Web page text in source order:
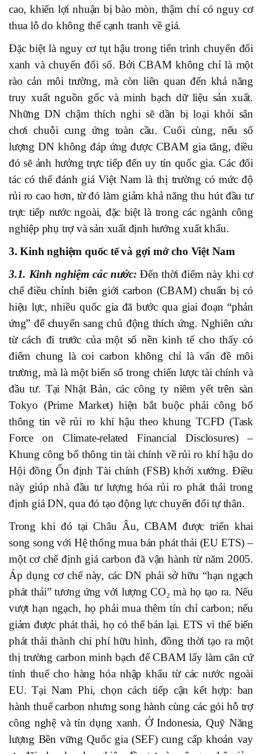
cao, khiến lợi nhuận bị bào mòn, thậm chí có nguy cơ
thua lỗ do không thể cạnh tranh về giá.
Đặc biệt là nguy cơ tụt hậu trong tiến trình chuyển đổi
xanh và chuyển đổi số. Bởi CBAM không chỉ là một
rào cản môi trường, mà còn liên quan đến khả năng
truy xuất nguồn gốc và minh bạch dữ liệu sản xuất.
Những DN chậm thích nghi sẽ dần bị loại khỏi sân
chơi chuỗi cung ứng toàn cầu. Cuối cùng, nếu số
lượng DN không đáp ứng được CBAM gia tăng, điều
đó sẽ ảnh hưởng trực tiếp đến uy tín quốc gia. Các đối
tác có thể đánh giá Việt Nam là thị trường có mức độ
rủi ro cao hơn, từ đó làm giảm khả năng thu hút đầu tư
trực tiếp nước ngoài, đặc biệt là trong các ngành công
nghiệp phụ trợ và sản xuất định hướng xuất khẩu.
3. Kinh nghiệm quốc tế và gợi mở cho Việt Nam
3.1. Kinh nghiệm các nước: Đến thời điểm này khi cơ
chế điều chỉnh biên giới carbon (CBAM) chuẩn bị có
hiệu lực, nhiều quốc gia đã bước qua giai đoạn “phản
ứng” để chuyển sang chủ động thích ứng. Nghiên cứu
từ cách đi trước của một số nền kinh tế cho thấy có
điểm chung là coi carbon không chỉ là vấn đề môi
trường, mà là một biến số trong chiến lược tài chính và
đầu tư. Tại Nhật Bản, các công ty niêm yết trên sàn
Tokyo (Prime Market) hiện bắt buộc phải công bố
thông tin về rủi ro khí hậu theo khung TCFD (Task
Force on Climate-related Financial Disclosures) –
Khung công bố thông tin tài chính về rủi ro khí hậu do
Hội đồng Ổn định Tài chính (FSB) khởi xướng. Điều
này giúp nhà đầu tư lượng hóa rủi ro phát thải trong
định giá DN, qua đó tạo động lực chuyển đổi tự thân.
Trong khi đó tại Châu Âu, CBAM được triển khai
song song với Hệ thống mua bán phát thải (EU ETS) –
một cơ chế định giá carbon đã vận hành từ năm 2005.
Áp dụng cơ chế này, các DN phải sở hữu “hạn ngạch
phát thải” tương ứng với lượng CO₂ mà họ tạo ra. Nếu
vượt hạn ngạch, họ phải mua thêm tín chỉ carbon; nếu
giảm được phát thải, họ có thể bán lại. ETS vì thế biến
phát thải thành chi phí hữu hình, đồng thời tạo ra một
thị trường carbon minh bạch để CBAM lấy làm căn cứ
tính thuế cho hàng hóa nhập khẩu từ các nước ngoài
EU. Tại Nam Phi, chọn cách tiếp cận kết hợp: ban
hành thuế carbon nhưng song hành cùng các gói hỗ trợ
công nghệ và tín dụng xanh. Ở Indonesia, Quỹ Năng
lượng Bền vững Quốc gia (SEF) cung cấp khoản vay